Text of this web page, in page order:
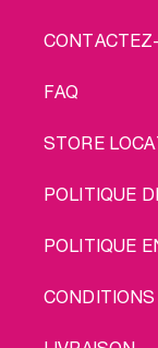
FAQ
STORE
POLITIQUE
POLITIQUE